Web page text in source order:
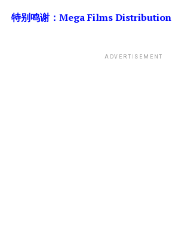
特别鸣谢： Mega Films Distribution
ADVERTISEMENT